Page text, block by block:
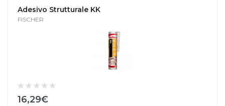
Adesivo Strutturale KK
FISCHER
16,29€